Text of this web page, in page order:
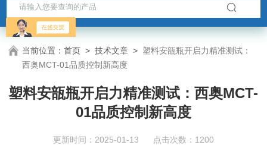
当前位置：首页 >技术文章 > 塑料安瓿瓶开启力精准测试：
西奥MCT-01品质控制新高度
塑料安瓿瓶开启力精准测试：西奥MCT-
01品质控制新高度
更新时间：2025-01-13 点击次数：1200